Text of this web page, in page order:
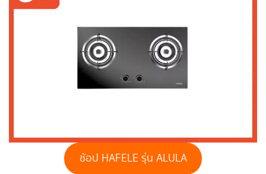
ช้อป HAFELE รุ่น ALULA